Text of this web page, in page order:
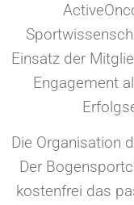
Einsatz der
Engagement
Die Organisation
Der
kostenfrei das